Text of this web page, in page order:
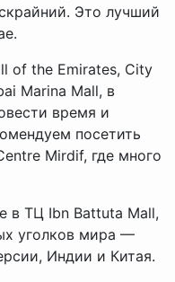
Это лучший
of the Emirates, City
Marina Mall, в
время и
посетить
Mirdif, где много
в ТЦ Ibn Battuta Mall,
уголков мира —
Индии и Китая.